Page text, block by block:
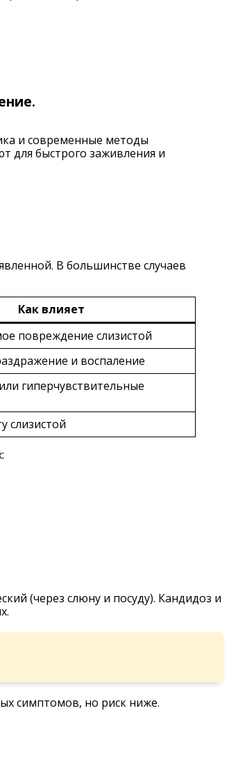
и современные методы
для быстрого заживления и
В большинстве случаев
Как влияет
повреждение слизистой
и воспаление
гиперчувствительные
слизистой
(через слюну и посуду). Кандидоз и
симптомов, но риск ниже.